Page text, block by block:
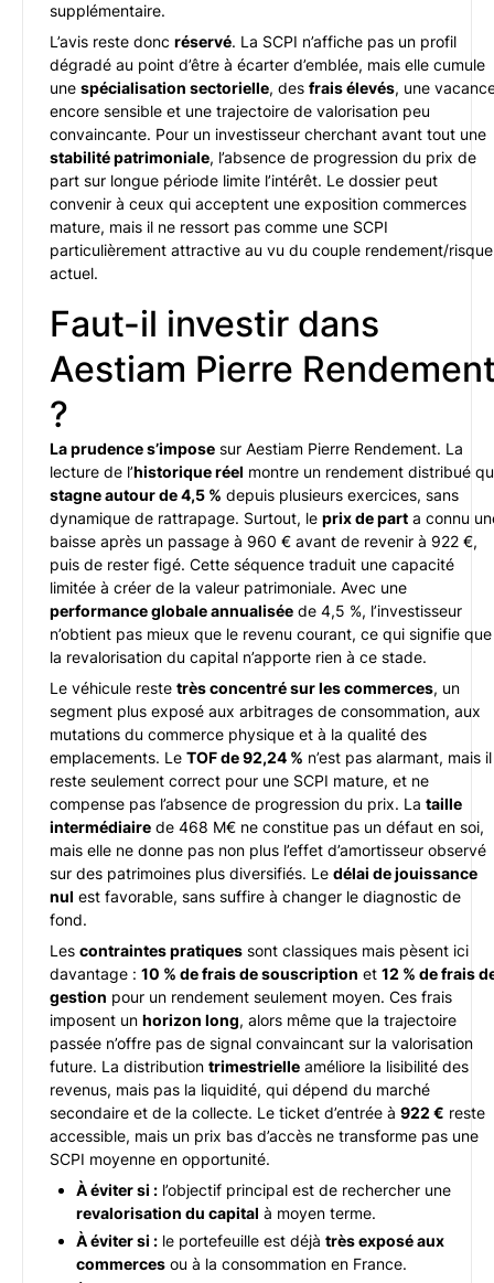
supplémentaire.
L’avis reste donc réservé. La SCPI n’affiche pas un profil
dégradé au point d’être à écarter d’emblée, mais elle cumule
une spécialisation sectorielle, des frais élevés, une
encore sensible et une trajectoire de valorisation peu
convaincante. Pour un investisseur cherchant avant tout une
stabilité patrimoniale, l’absence de progression du prix de
part sur longue période limite l’intérêt. Le dossier peut
convenir à ceux qui acceptent une exposition commerces
mature, mais il ne ressort pas comme une SCPI
particulièrement attractive au vu du couple rendement/risque
actuel.
Faut-il investir dans
Aestiam Pierre
?
La prudence s’impose sur Aestiam Pierre Rendement. La
lecture de l’historique réel montre un rendement distribué
stagne autour de 4,5 % depuis plusieurs exercices, sans
dynamique de rattrapage. Surtout, le prix de part a connu
baisse après un passage à 960 € avant de revenir à 922 €,
puis de rester figé. Cette séquence traduit une capacité
limitée à créer de la valeur patrimoniale. Avec une
performance globale annualisée de 4,5 %, l’investisseur
n’obtient pas mieux que le revenu courant, ce qui signifie que
la revalorisation du capital n’apporte rien à ce stade.
Le véhicule reste très concentré sur les commerces, un
segment plus exposé aux arbitrages de consommation, aux
mutations du commerce physique et à la qualité des
emplacements. Le TOF de 92,24 % n’est pas alarmant, mais il
reste seulement correct pour une SCPI mature, et ne
compense pas l’absence de progression du prix. La taille
intermédiaire de 468 M€ ne constitue pas un défaut en soi,
mais elle ne donne pas non plus l’effet d’amortisseur observé
sur des patrimoines plus diversifiés. Le délai de jouissance
nul est favorable, sans suffire à changer le diagnostic de
fond.
Les contraintes pratiques sont classiques mais pèsent ici
davantage : 10 % de frais de souscription et 12 % de frais
gestion pour un rendement seulement moyen. Ces frais
imposent un horizon long, alors même que la trajectoire
passée n’offre pas de signal convaincant sur la valorisation
future. La distribution trimestrielle améliore la lisibilité des
revenus, mais pas la liquidité, qui dépend du marché
secondaire et de la collecte. Le ticket d’entrée à 922 € reste
accessible, mais un prix bas d’accès ne transforme pas une
SCPI moyenne en opportunité.
À éviter si : l’objectif principal est de rechercher une
revalorisation du capital à moyen terme.
À éviter si : le portefeuille est déjà très exposé aux
commerces ou à la consommation en France.